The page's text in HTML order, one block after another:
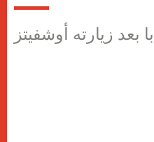
زيارته أوشفيتز